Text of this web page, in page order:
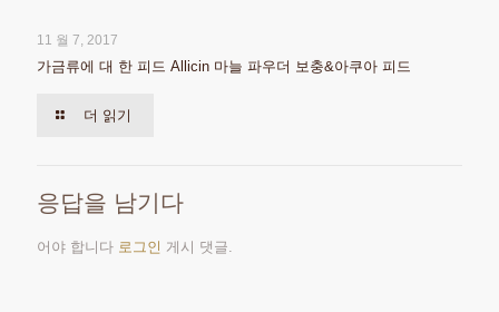
11 월 7, 2017
가금류에 대 한 피드 Allicin 마늘 파우더 보충&아쿠아 피드
더 읽기
응답을 남기다
어야 합니다 로그인 게시 댓글.